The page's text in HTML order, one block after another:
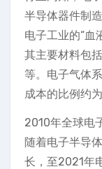
半导体器件制
电子工业的“血
其主要材料包
等。电子气体
成本的比例约为
2010年全球电
随着电子半导
长，至2021年